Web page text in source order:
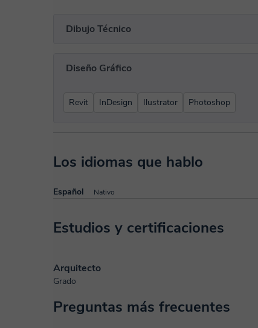
Dibujo Técnico
Diseño Gráfico
Revit InDesign Ilustrator Photoshop
Los idiomas que hablo
Español Nativo
Estudios y certificaciones
Arquitecto
Grado
Preguntas más frecuentes